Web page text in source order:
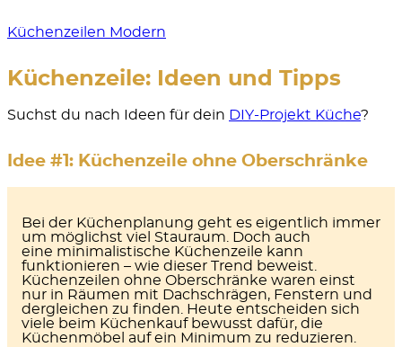
Küchenzeilen Modern
Küchenzeile: Ideen und Tipps
Suchst du nach Ideen für dein DIY-Projekt Küche?
Idee #1: Küchenzeile ohne Oberschränke
Bei der Küchenplanung geht es eigentlich immer
um möglichst viel Stauraum. Doch auch
eine minimalistische Küchenzeile kann
funktionieren – wie dieser Trend beweist.
Küchenzeilen ohne Oberschränke waren einst
nur in Räumen mit Dachschrägen, Fenstern und
dergleichen zu finden. Heute entscheiden sich
viele beim Küchenkauf bewusst dafür, die
Küchenmöbel auf ein Minimum zu reduzieren.